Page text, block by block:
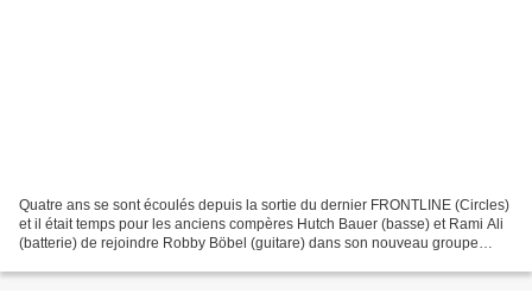
Quatre ans se sont écoulés depuis la sortie du dernier FRONTLINE (Circles)
et il était temps pour les anciens compères Hutch Bauer (basse) et Rami Ali
(batterie) de rejoindre Robby Böbel (guitare) dans son nouveau groupe